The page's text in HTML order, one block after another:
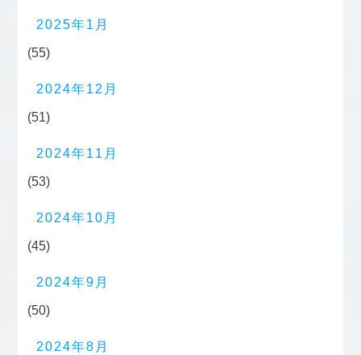
2025年1月
(55)
2024年12月
(51)
2024年11月
(53)
2024年10月
(45)
2024年9月
(50)
2024年8月